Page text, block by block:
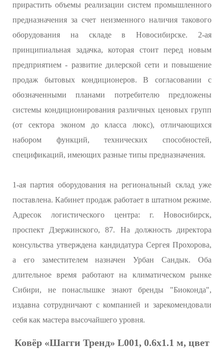
прирастить объемы реализации систем промышленного
предназначения за счет неизменного наличия такового
оборудования на складе в Новосибирске. 2-ая
принципиальная задачка, которая стоит перед новым
предприятием - развитие дилерской сети и повышение
продаж бытовых кондиционеров. В согласовании с
обозначенными планами потребителю предложены
системы кондиционирования различных ценовых групп
(от сектора эконом до класса люкс), отличающихся
набором функций, технических способностей,
спецификаций, имеющих разные типы предназначения.
1-ая партия оборудования на региональный склад уже
поставлена. Кабинет продаж работает в штатном режиме.
Адресок логистического центра: г. Новосибирск,
проспект Дзержинского, 87. На должность директора
консульства утверждена кандидатура Сергея Прохорова,
а его заместителем назначен Урбан Сандык. Оба
длительное время работают на климатическом рынке
Сибири, не понаслышке знают бренды "Биоконда",
издавна сотрудничают с компанией и зарекомендовали
себя как мастера высочайшего уровня.
Ковёр «Шагги Тренд» L001, 0.6х1.1 м, цвет